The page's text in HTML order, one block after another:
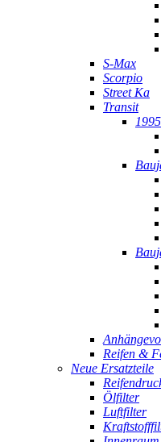
S-Max
Scorpio
Street Ka
Transit
Reifen &
Neue Ersatzteile
Ölfilter
Luftfilter